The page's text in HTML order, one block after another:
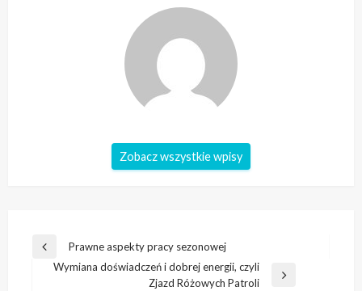
Zobacz wszystkie wpisy
Nawigacja
wpisu
Poprzedni
Prawne aspekty pracy sezonowej
Wymiana doświadczeń i dobrej energii, czyli
Zjazd Różowych Patroli